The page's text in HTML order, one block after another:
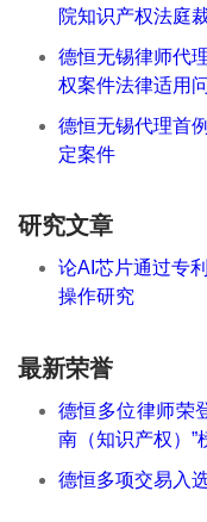
院知识产权法庭
德恒无锡律师代
权案件法律适用
德恒无锡代理首
定案件
研究文章
论AI芯片通过专
操作研究
最新荣誉
德恒多位律师荣
南（知识产权）”
德恒多项交易入